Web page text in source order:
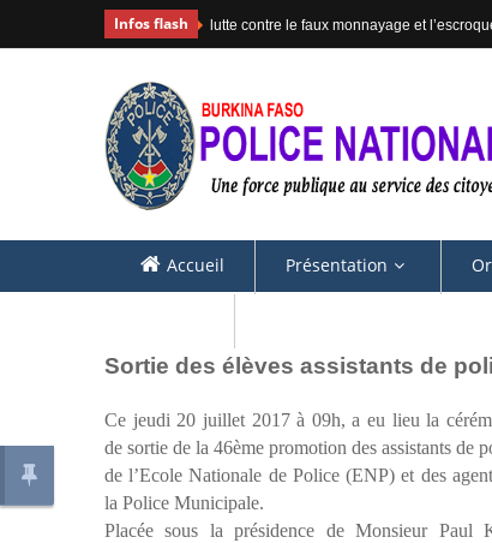
Infos flash lutte contre le faux monnayage et
Accueil Présentation
Sortie des élèves assistants de
Ce jeudi 20 juillet 2017 à 09h, a eu lieu la
de sortie de la 46ème promotion des assistants de
de l’Ecole Nationale de Police (ENP) et des
la Police Municipale.
Placée sous la présidence de Monsieur Paul